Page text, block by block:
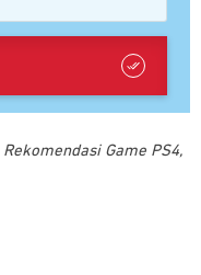
Rekomendasi Game PS4,